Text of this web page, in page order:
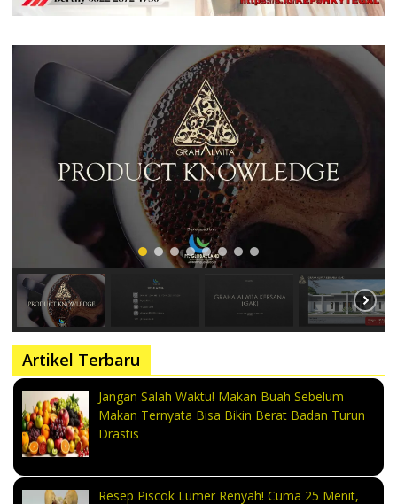
Artikel Terbaru
Jangan Salah Waktu! Makan Buah Sebelum
Makan Ternyata Bisa Bikin Berat Badan Turun
Drastis
Resep Piscok Lumer Renyah! Cuma 25 Menit,